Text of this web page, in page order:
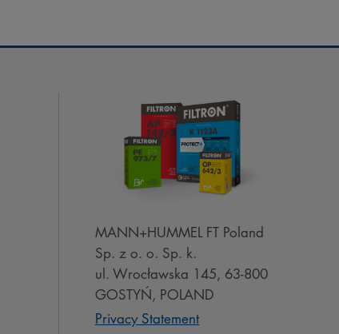
MANN+HUMMEL FT Poland
Sp. z o. o. Sp. k.
ul. Wrocławska 145, 63-800
GOSTYŃ, POLAND
Privacy Statement